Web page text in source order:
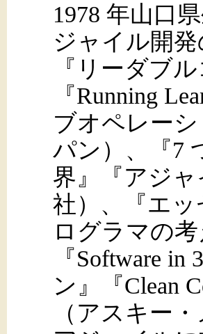
1978 年山口
ジャイル開
『リーダブ
『Running
ブオペレー
パン）、『7
界』『アジ
社）、『エ
ログラマの
『Software
ン』『Clean
（アスキー